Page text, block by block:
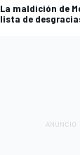
La maldición de
lista de